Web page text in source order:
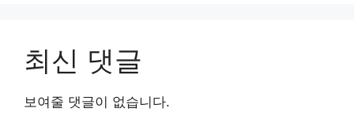
최신 댓글
보여줄 댓글이 없습니다.